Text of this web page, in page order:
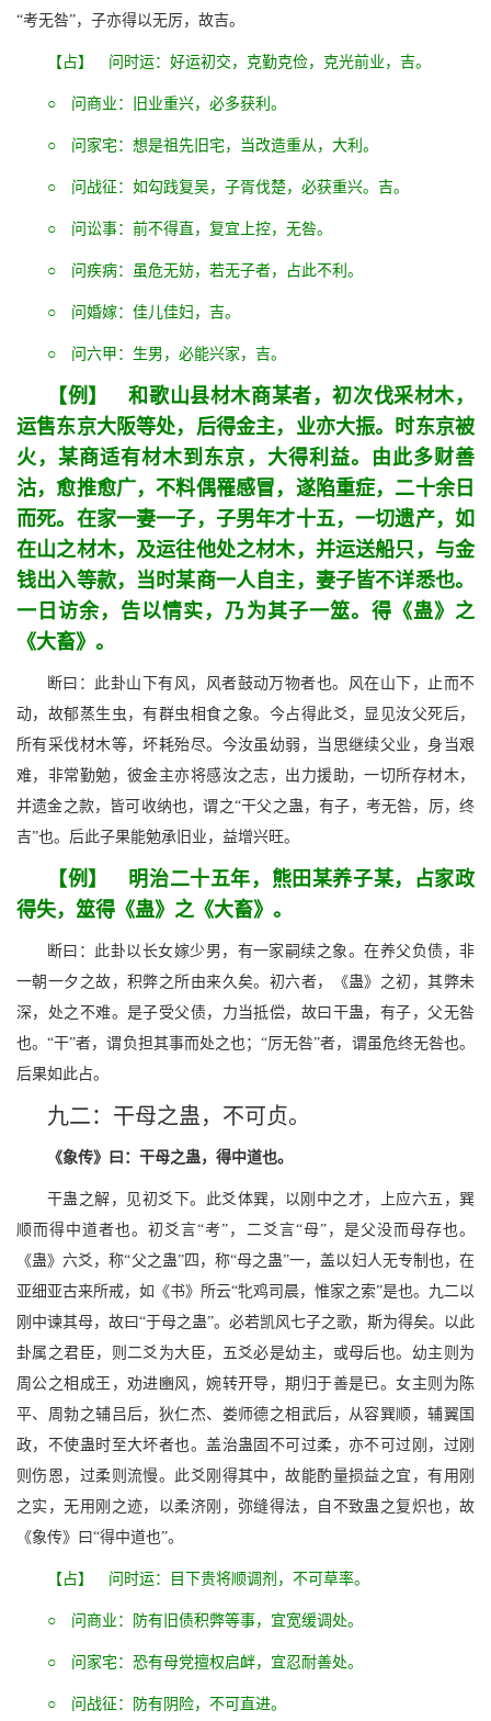
“考无咎”，子亦得以无厉，故吉。
【占】 问时运：好运初交，克勤克俭，克光前业，吉。
○ 问商业：旧业重兴，必多获利。
○ 问家宅：想是祖先旧宅，当改造重从，大利。
○ 问战征：如勾践复吴，子胥伐楚，必获重兴。吉。
○ 问讼事：前不得直，复宜上控，无咎。
○ 问疾病：虽危无妨，若无子者，占此不利。
○ 问婚嫁：佳儿佳妇，吉。
○ 问六甲：生男，必能兴家，吉。
【例】 和歌山县材木商某者，初次伐采材木，
运售东京大阪等处，后得金主，业亦大振。时东京被
火，某商适有材木到东京，大得利益。由此多财善
沽，愈推愈广，不料偶罹感冒，遂陷重症，二十余日
而死。在家一妻一子，子男年才十五，一切遗产，如
在山之材木，及运往他处之材木，并运送船只，与金
钱出入等款，当时某商一人自主，妻子皆不详悉也。
一日访余，告以情实，乃为其子一筮。得《蛊》之
《大畜》。
断曰：此卦山下有风，风者鼓动万物者也。风在山下，止而不
动，故郁蒸生虫，有群虫相食之象。今占得此爻，显见汝父死后，
所有采伐材木等，坏耗殆尽。今汝虽幼弱，当思继续父业，身当艰
难，非常勤勉，彼金主亦将感汝之志，出力援助，一切所存材木，
并遗金之款，皆可收纳也，谓之“干父之蛊，有子，考无咎，厉，终
吉”也。后此子果能勉承旧业，益增兴旺。
【例】 明治二十五年，熊田某养子某，占家政
得失，筮得《蛊》之《大畜》。
断曰：此卦以长女嫁少男，有一家嗣续之象。在养父负债，非
一朝一夕之故，积弊之所由来久矣。初六者，《蛊》之初，其弊未
深，处之不难。是子受父债，力当抵偿，故曰干蛊，有子，父无咎
也。“干”者，谓负担其事而处之也；“厉无咎”者，谓虽危终无咎也。
后果如此占。
九二：干母之蛊，不可贞。
《象传》曰：干母之蛊，得中道也。
干蛊之解，见初爻下。此爻体巽，以刚中之才，上应六五，巽
顺而得中道者也。初爻言“考”，二爻言“母”，是父没而母存也。
《蛊》六爻，称“父之蛊”四，称“母之蛊”一，盖以妇人无专制也，在
亚细亚古来所戒，如《书》所云“牝鸡司晨，惟家之索”是也。九二以
刚中谏其母，故曰“于母之蛊”。必若凯风七子之歌，斯为得矣。以此
卦属之君臣，则二爻为大臣，五爻必是幼主，或母后也。幼主则为
周公之相成王，劝进豳风，婉转开导，期归于善是已。女主则为陈
平、周勃之辅吕后，狄仁杰、娄师德之相武后，从容巽顺，辅翼国
政，不使蛊时至大坏者也。盖治蛊固不可过柔，亦不可过刚，过刚
则伤恩，过柔则流慢。此爻刚得其中，故能酌量损益之宜，有用刚
之实，无用刚之迹，以柔济刚，弥缝得法，自不致蛊之复炽也，故
《象传》曰“得中道也”。
【占】 问时运：目下贵将顺调剂，不可草率。
○ 问商业：防有旧债积弊等事，宜宽缓调处。
○ 问家宅：恐有母党擅权启衅，宜忍耐善处。
○ 问战征：防有阴险，不可直进。